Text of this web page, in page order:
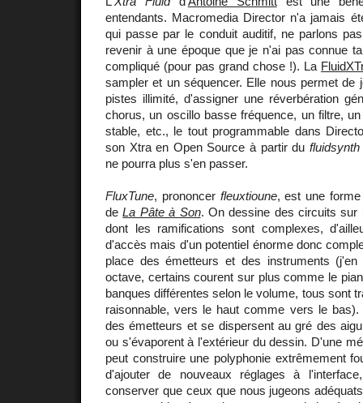
entendants. Macromedia Director n'a jamais
qui passe par le conduit auditif, ne parlons
revenir à une époque que je n'ai pas connue
compliqué (pour pas grand chose !). La
sampler et un séquencer. Elle nous permet de
pistes illimité, d'assigner une réverbération
chorus, un oscillo basse fréquence, un filtre,
stable, etc., le tout programmable dans
son Xtra en Open Source à partir du fluidsynth
ne pourra plus s'en passer.
FluxTune, prononcer fleuxtioune, est une
deLa Pâte à Son. On dessine des circuits sur
dont les ramifications sont complexes,
d'accès mais d'un potentiel énorme donc
place des émetteurs et des instruments
octave, certains courent sur plus comme le
banques différentes selon le volume, tous sont
raisonnable, vers le haut comme vers le
des émetteurs et se dispersent au gré des
ou s'évaporent à l'extérieur du dessin. D'une
peut construire une polyphonie extrêmement
d'ajouter de nouveaux réglages à
conserver que ceux que nous jugeons